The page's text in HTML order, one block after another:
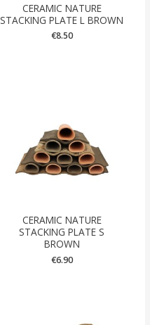
CERAMIC NATURE
STACKING PLATE L BROWN
€8.50
CERAMIC NATURE
STACKING PLATE S
BROWN
€6.90